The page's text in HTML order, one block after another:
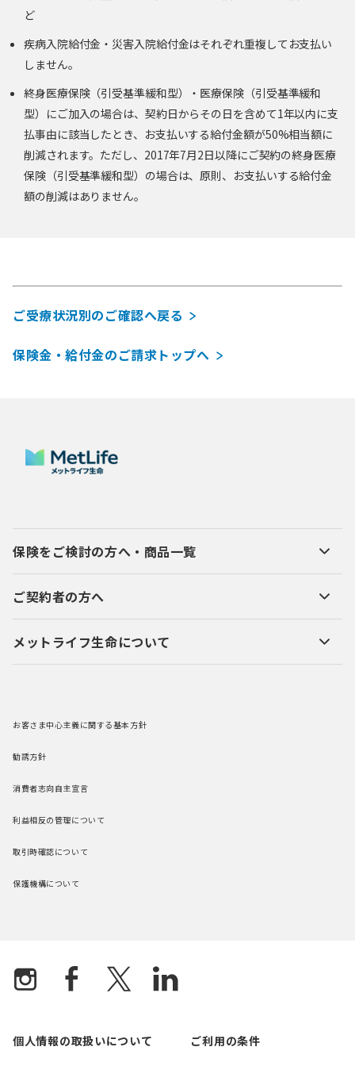
ど
疾病入院給付金・災害入院給付金はそれぞれ重複してお支払い
しません。
終身医療保険（引受基準緩和型）・医療保険（引受基準緩和
型）にご加入の場合は、契約日からその日を含めて1年以内に支
払事由に該当したとき、お支払いする給付金額が50%相当額に
削減されます。ただし、2017年7月2日以降にご契約の終身医療
保険（引受基準緩和型）の場合は、原則、お支払いする給付金
額の削減はありません。
ご受療状況別のご確認へ戻る
保険金・給付金のご請求トップへ
保険をご検討の方へ・商品一覧
ご契約者の方へ
メットライフ生命について
お客さま中心主義に関する基本方針
勧誘方針
消費者志向自主宣言
利益相反の管理について
取引時確認について
保護機構について
個人情報の取扱いについて ご利用の条件